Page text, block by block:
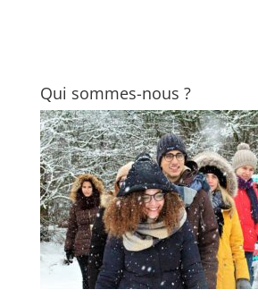
Qui sommes-nous ?